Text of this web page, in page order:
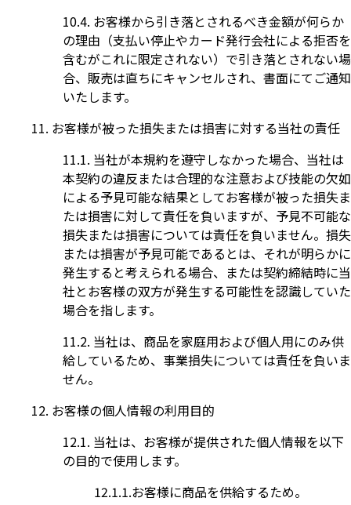
お客様から引き落とされるべき金額が何らか
の理由（支払い停止やカード発行会社による拒否を
含むがこれに限定されない）で引き落とされない場
合、販売は直ちにキャンセルされ、書面にてご通知
いたします。
お客様が被った損失または損害に対する当社の責任
当社が本規約を遵守しなかった場合、当社は
本契約の違反または合理的な注意および技能の欠如
による予見可能な結果としてお客様が被った損失ま
たは損害に対して責任を負いますが、予見不可能な
損失または損害については責任を負いません。損失
または損害が予見可能であるとは、それが明らかに
発生すると考えられる場合、または契約締結時に当
社とお客様の双方が発生する可能性を認識していた
場合を指します。
当社は、商品を家庭用および個人用にのみ供
給しているため、事業損失については責任を負いま
せん。
お客様の個人情報の利用目的
当社は、お客様が提供された個人情報を以下
の目的で使用します。
お客様に商品を供給するため。